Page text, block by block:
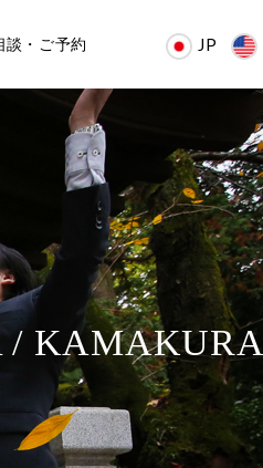
・ご予約 JP
/ KAMAKURA